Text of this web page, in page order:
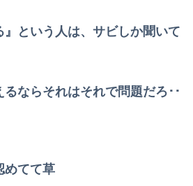
欲しいAV女優ｗｗｗｗｗｗｗ
』という人は、サビしか聞いて
ならそれはそれで問題だろ･･
めてて草